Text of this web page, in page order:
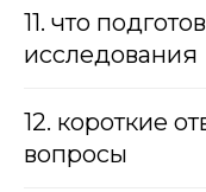
11. что
исследования
12. короткие
вопросы